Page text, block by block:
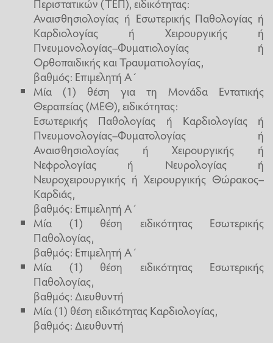
Αναισθησιολογίας ή Εσωτερικής Παθολογίας ή
Καρδιολογίας ή Χειρουργικής ή
Πνευμονολογίας–Φυματιολογίας ή
Ορθοπαιδικής και Τραυματιολογίας,
βαθμός: Επιμελητή Α΄
Μία (1) θέση για τη Μονάδα Εντατικής
Θεραπείας (ΜΕΘ), ειδικότητας:
Εσωτερικής Παθολογίας ή Καρδιολογίας ή
Πνευμονολογίας–Φυματολογίας ή
Αναισθησιολογίας ή Χειρουργικής ή
Νεφρολογίας ή Νευρολογίας ή
Νευροχειρουργικής ή Χειρουργικής Θώρακος–
Καρδιάς,
βαθμός: Επιμελητή Α΄
Μία (1) θέση ειδικότητας Εσωτερικής
Παθολογίας,
βαθμός: Επιμελητή Α΄
Μία (1) θέση ειδικότητας Εσωτερικής
Παθολογίας,
βαθμός: Διευθυντή
Μία (1) θέση ειδικότητας Καρδιολογίας,
βαθμός: Διευθυντή